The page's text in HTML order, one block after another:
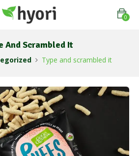
0
And Scrambled It
Type and scrambled it